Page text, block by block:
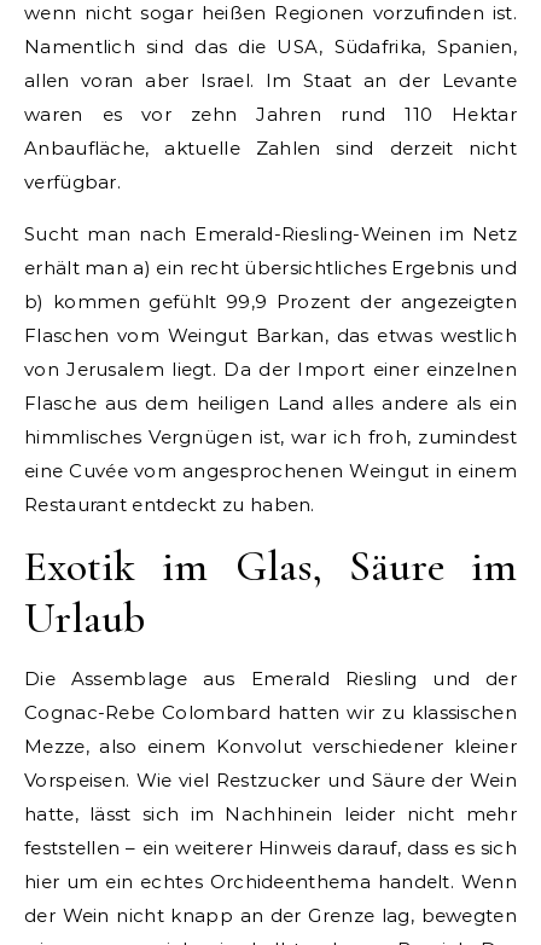
wenn nicht sogar heißen Regionen vorzufinden ist.
Namentlich sind das die USA, Südafrika, Spanien,
allen voran aber Israel. Im Staat an der Levante
waren es vor zehn Jahren rund 110 Hektar
Anbaufläche, aktuelle Zahlen sind derzeit nicht
verfügbar.
Sucht man nach Emerald-Riesling-Weinen im Netz
erhält man a) ein recht übersichtliches Ergebnis und
b) kommen gefühlt 99,9 Prozent der angezeigten
Flaschen vom Weingut Barkan, das etwas westlich
von Jerusalem liegt. Da der Import einer einzelnen
Flasche aus dem heiligen Land alles andere als ein
himmlisches Vergnügen ist, war ich froh, zumindest
eine Cuvée vom angesprochenen Weingut in einem
Restaurant entdeckt zu haben.
Exotik im Glas, Säure im
Urlaub
Die Assemblage aus Emerald Riesling und der
Cognac-Rebe Colombard hatten wir zu klassischen
Mezze, also einem Konvolut verschiedener kleiner
Vorspeisen. Wie viel Restzucker und Säure der Wein
hatte, lässt sich im Nachhinein leider nicht mehr
feststellen – ein weiterer Hinweis darauf, dass es sich
hier um ein echtes Orchideenthema handelt. Wenn
der Wein nicht knapp an der Grenze lag, bewegten